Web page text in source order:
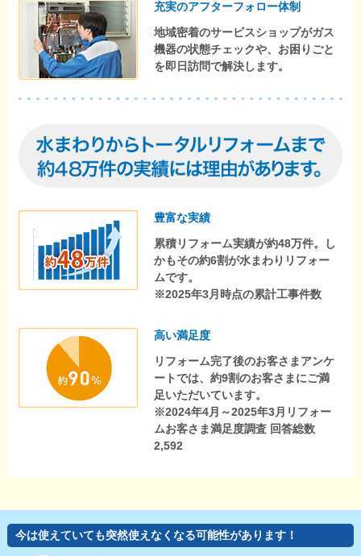
充実のアフターフォロー体制
地域密着のサービスショップがガス
機器の状態チェックや、お困りごと
を即日訪問で解決します。
豊富な実績
累積リフォーム実績が約48万件。し
かもその約6割が水まわりリフォー
ムです。
※2025年3月時点の累計工事件数
高い満足度
リフォーム完了後のお客さまアンケ
ートでは、約9割のお客さまにご満
足いただいています。
※2024年4月～2025年3月リフォー
ムお客さま満足度調査 回答総数
2,592
今は使えていても突然使えなくなる可能性があります！